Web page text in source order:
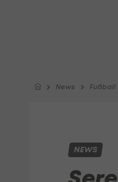
News Fußball
NEWS